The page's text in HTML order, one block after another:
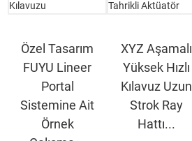
Özel Tasarım
FUYU Lineer
Portal
Sistemine Ait
Örnek
XYZ Aşamalı
Yüksek Hızlı
Kılavuz Uzun
Strok Ray
Hattı...